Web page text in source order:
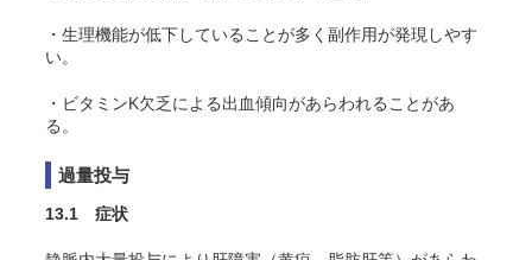
・生理機能が低下していることが多く副作用が発現しやす
い。
・ビタミンK欠乏による出血傾向があらわれることがあ
る。
過量投与
13.1 症状